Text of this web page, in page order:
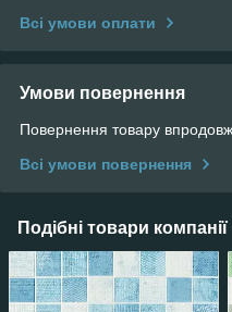
Всі умови оплати
Умови повернення
Повернення товару
Всі умови повернення
Подібні товари компанії